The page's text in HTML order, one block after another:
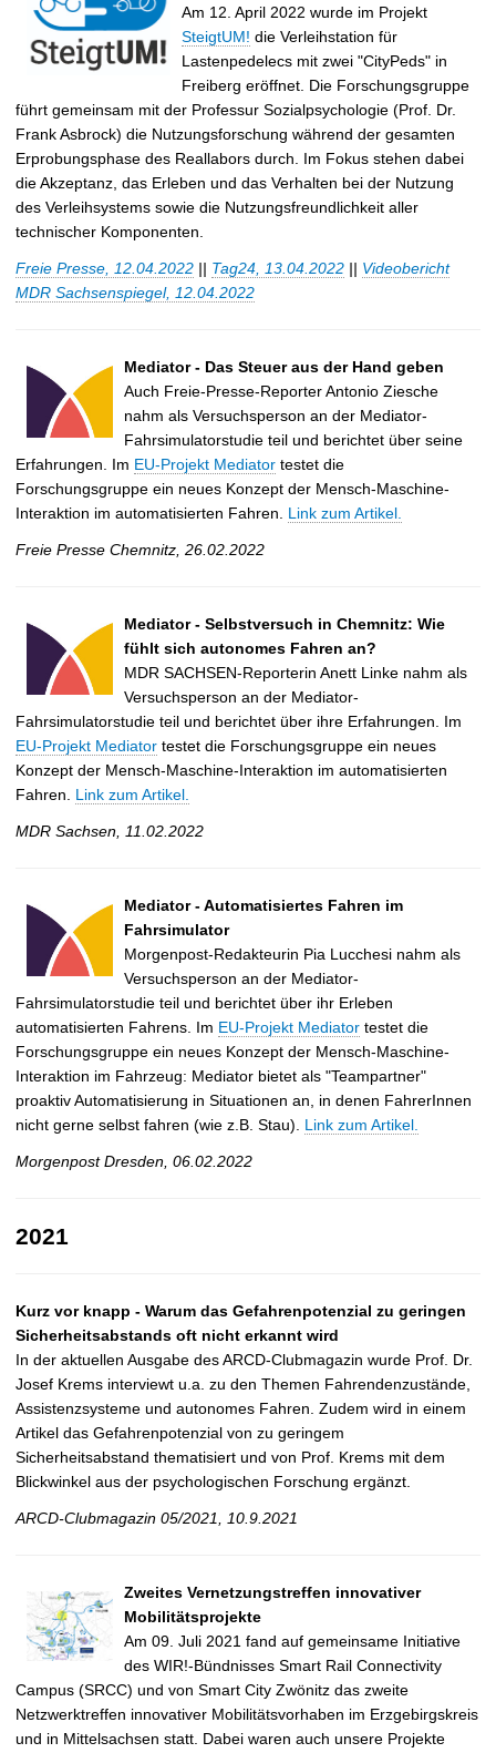
Am 12. April 2022 wurde im Projekt
SteigtUM! die Verleihstation für
Lastenpedelecs mit zwei "CityPeds" in
Freiberg eröffnet. Die Forschungsgruppe
führt gemeinsam mit der Professur Sozialpsychologie (Prof. Dr.
Frank Asbrock) die Nutzungsforschung während der gesamten
Erprobungsphase des Reallabors durch. Im Fokus stehen dabei
die Akzeptanz, das Erleben und das Verhalten bei der Nutzung
des Verleihsystems sowie die Nutzungsfreundlichkeit aller
technischer Komponenten.
Freie Presse, 12.04.2022 || Tag24, 13.04.2022 || Videobericht
MDR Sachsenspiegel, 12.04.2022
Mediator - Das Steuer aus der Hand geben
Auch Freie-Presse-Reporter Antonio Ziesche
nahm als Versuchsperson an der Mediator-
Fahrsimulatorstudie teil und berichtet über seine
Erfahrungen. Im EU-Projekt Mediator testet die
Forschungsgruppe ein neues Konzept der Mensch-Maschine-
Interaktion im automatisierten Fahren. Link zum Artikel.
Freie Presse Chemnitz, 26.02.2022
Mediator - Selbstversuch in Chemnitz: Wie
fühlt sich autonomes Fahren an?
MDR SACHSEN-Reporterin Anett Linke nahm als
Versuchsperson an der Mediator-
Fahrsimulatorstudie teil und berichtet über ihre Erfahrungen. Im
EU-Projekt Mediator testet die Forschungsgruppe ein neues
Konzept der Mensch-Maschine-Interaktion im automatisierten
Fahren. Link zum Artikel.
MDR Sachsen, 11.02.2022
Mediator - Automatisiertes Fahren im
Fahrsimulator
Morgenpost-Redakteurin Pia Lucchesi nahm als
Versuchsperson an der Mediator-
Fahrsimulatorstudie teil und berichtet über ihr Erleben
automatisierten Fahrens. Im EU-Projekt Mediator testet die
Forschungsgruppe ein neues Konzept der Mensch-Maschine-
Interaktion im Fahrzeug: Mediator bietet als "Teampartner"
proaktiv Automatisierung in Situationen an, in denen FahrerInnen
nicht gerne selbst fahren (wie z.B. Stau). Link zum Artikel.
Morgenpost Dresden, 06.02.2022
2021
Kurz vor knapp - Warum das Gefahrenpotenzial zu geringen
Sicherheitsabstands oft nicht erkannt wird
In der aktuellen Ausgabe des ARCD-Clubmagazin wurde Prof. Dr.
Josef Krems interviewt u.a. zu den Themen Fahrendenzustände,
Assistenzsysteme und autonomes Fahren. Zudem wird in einem
Artikel das Gefahrenpotenzial von zu geringem
Sicherheitsabstand thematisiert und von Prof. Krems mit dem
Blickwinkel aus der psychologischen Forschung ergänzt.
ARCD-Clubmagazin 05/2021, 10.9.2021
Zweites Vernetzungstreffen innovativer
Mobilitätsprojekte
Am 09. Juli 2021 fand auf gemeinsame Initiative
des WIR!-Bündnisses Smart Rail Connectivity
Campus (SRCC) und von Smart City Zwönitz das zweite
Netzwerktreffen innovativer Mobilitätsvorhaben im Erzgebirgskreis
und in Mittelsachsen statt. Dabei waren auch unsere Projekte